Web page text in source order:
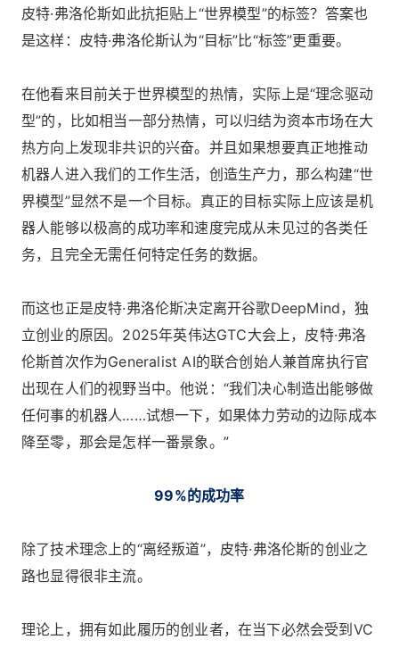
皮特·弗洛伦斯如此抗拒贴上“世界模型”的标签？答案也
是这样：皮特·弗洛伦斯认为“目标”比“标签”更重要。
在他看来目前关于世界模型的热情，实际上是“理念驱动
型”的，比如相当一部分热情，可以归结为资本市场在大
热方向上发现非共识的兴奋。并且如果想要真正地推动
机器人进入我们的工作生活，创造生产力，那么构建“世
界模型”显然不是一个目标。真正的目标实际上应该是机
器人能够以极高的成功率和速度完成从未见过的各类任
务，且完全无需任何特定任务的数据。
而这也正是皮特·弗洛伦斯决定离开谷歌DeepMind，独
立创业的原因。2025年英伟达GTC大会上，皮特·弗洛
伦斯首次作为Generalist AI的联合创始人兼首席执行官
出现在人们的视野当中。他说：“我们决心制造出能够做
任何事的机器人……试想一下，如果体力劳动的边际成本
降至零，那会是怎样一番景象。”
99%的成功率
除了技术理念上的“离经叛道”，皮特·弗洛伦斯的创业之
路也显得很非主流。
理论上，拥有如此履历的创业者，在当下必然会受到VC